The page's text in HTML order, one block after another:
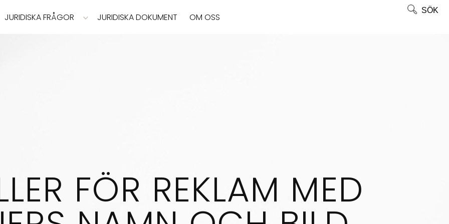
JURIDISKA FRÅGOR JURIDISKA DOKUMENT OM OSS
SÖK
FÖR REKLAM MED